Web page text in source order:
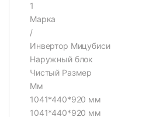
1
Марка
/
Инвертор Мицубиси
Наружный блок
Чистый Размер
Мм
1041*440*920 мм
1041*440*920 мм